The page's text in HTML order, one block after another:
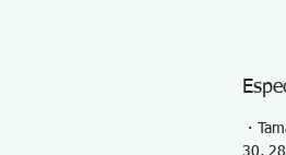
・
30,